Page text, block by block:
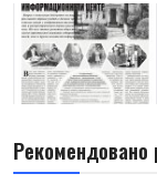
Рекомендовано